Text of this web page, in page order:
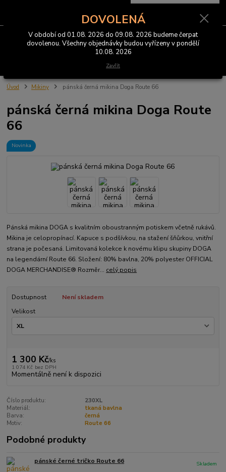
Menu
0 Kč
Úvod Mikiny pánská černá mikina Doga Route 66
pánská černá mikina Doga Route
66
Novinka
Pánská mikina DOGA s kvalitním oboustranným potiskem včetně rukávů.
Mikina je celopropínací. Kapuce s podšívkou, na stažení šňůrkou, vnitřní
strana je počesaná. Limitovaná kolekce k novému klipu skupiny DOGA
na legendární Route 66. Složení: 80% bavlna, 20% polyester OFFICIAL
DOGA MERCHANDISE® Rozměr... celý popis
Dostupnost
Není skladem
Velikost
1 300 Kč/ks
1 074 Kč bez DPH
Momentálně není k dispozici
Číslo produktu:
230XL
Materiál:
tkaná bavlna
Barva:
černá
Motiv:
Route 66
Podobné produkty
pánské černé tričko Route 66
Skladem
DOVOLENÁ
V období od 01.08. 2026 do 09.08. 2026 budeme čerpat
dovolenou. Všechny objednávky budou vyřízeny v pondělí
10.08. 2026
Zavřít